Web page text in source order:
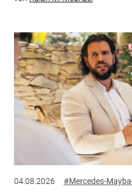
04.08.2026 #Mercedes-